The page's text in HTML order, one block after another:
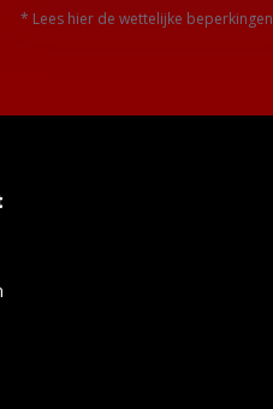
* Lees hier de wettelijke beperkingen